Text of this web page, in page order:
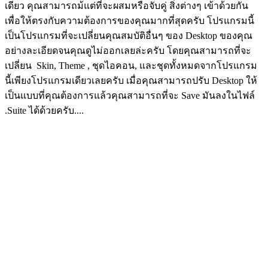
เดียว คุณสามารถม้แต่ที่จะผสมหรือจับคู่ สิ่งต่างๆ เข้าด้วยกัน
เพื่อให้ตรงกับความต้องการของคุณมากที่สุดครับ โปรแกรมนี้
เป็นโปรแกรมที่จะเปลี่ยนคุณสมบัติอื่นๆ ของ Desktop ของคุณ
อย่างละเอียดจนคุณดูไม่ออกเลยล่ะครับ โดยคุณสามารถที่จะ
เปลี่ยน Skin, Theme , ชุดไอคอน, และชุดทั้งหมดจากโปรแกรม
นี้เพียงโปรแกรมเดียวเลยครับ เมื่อคุณสามารถปรับ Desktop ให้
เป็นแบบที่คุณต้องการแล้วคุณสามารถที่จะ Save มันลงในไฟล์
.Suite ได้ด้วยครับ....